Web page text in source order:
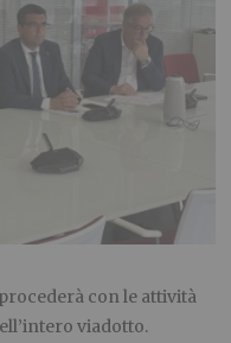
con le attività
viadotto.